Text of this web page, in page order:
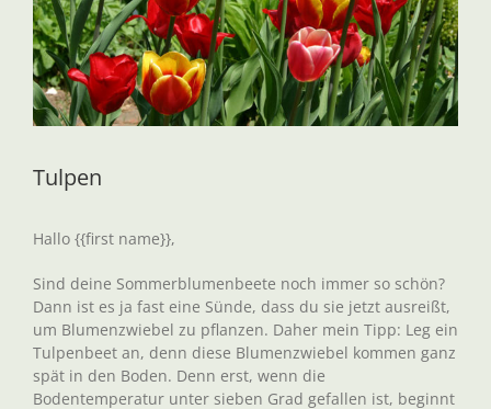
Tulpen
Hallo {{first name}},
Sind deine Sommerblumenbeete noch immer so schön?
Dann ist es ja fast eine Sünde, dass du sie jetzt ausreißt,
um Blumenzwiebel zu pflanzen. Daher mein Tipp: Leg ein
Tulpenbeet an, denn diese Blumenzwiebel kommen ganz
spät in den Boden. Denn erst, wenn die
Bodentemperatur unter sieben Grad gefallen ist, beginnt